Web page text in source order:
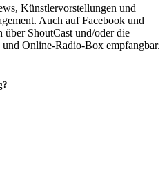
Künstlervorstellungen und
Auch auf Facebook und
über ShoutCast und/oder die
Online-Radio-Box empfangbar.